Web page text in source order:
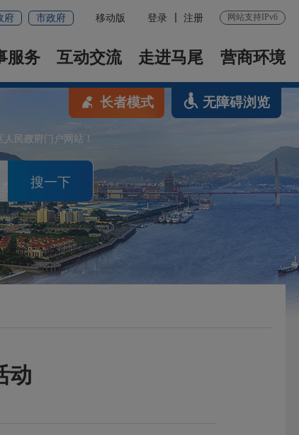
府 市政府 移动版 登录 注册 网站支持IPv6
服务 互动交流 走进马尾 营商环境
民政府门户网站！
搜一下
长者模式 无障碍浏览
动